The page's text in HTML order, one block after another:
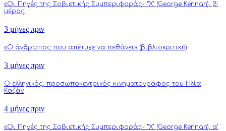
«Οι Πηγές της Σοβιετικής Συμπεριφοράς- “Χ” (George Kennan), β’
μέρος
3 μήνες πριν
«Ο άνθρωπος που απέτυχε να πεθάνει» (βιβλιοκριτική)
3 μήνες πριν
Ο ελληνικός, προσωποκεντρικός κινηματογράφος του Ηλία
Καζάν
4 μήνες πριν
«Οι Πηγές της Σοβιετικής Συμπεριφοράς- “Χ” (George Kennan), α’